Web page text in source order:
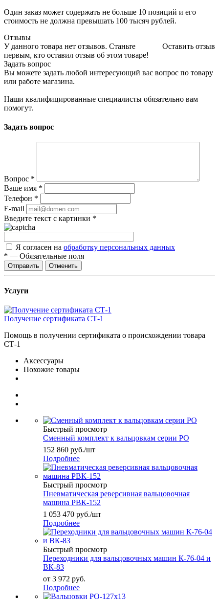
Один заказ может содержать не больше 10 позиций и его
стоимость не должна превышать 100 тысяч рублей.
Отзывы
Оставить отзыв
У данного товара нет отзывов. Станьте
первым, кто оставил отзыв об этом товаре!
Задать вопрос
Вы можете задать любой интересующий вас вопрос по товару
или работе магазина.
Наши квалифицированные специалисты обязательно вам
помогут.
Задать вопрос
Вопрос *
Ваше имя *
Телефон *
E-mail
Введите текст с картинки *
Я согласен на обработку персональных данных
* — Обязательные поля
Отправить Отменить
Услуги
Получение сертификата СТ-1
Помощь в получении сертификата о происхождении товара
СТ-1
Аксессуары
Похожие товары
Быстрый просмотр
Сменный комплект к вальцовкам серии РО
152 860 руб./шт
Подробнее
Быстрый просмотр
Пневматическая реверсивная вальцовочная
машина РВК-152
1 053 470 руб./шт
Подробнее
Быстрый просмотр
Переходники для вальцовочных машин К-76-04 и
ВК-83
от 3 972 руб.
Подробнее